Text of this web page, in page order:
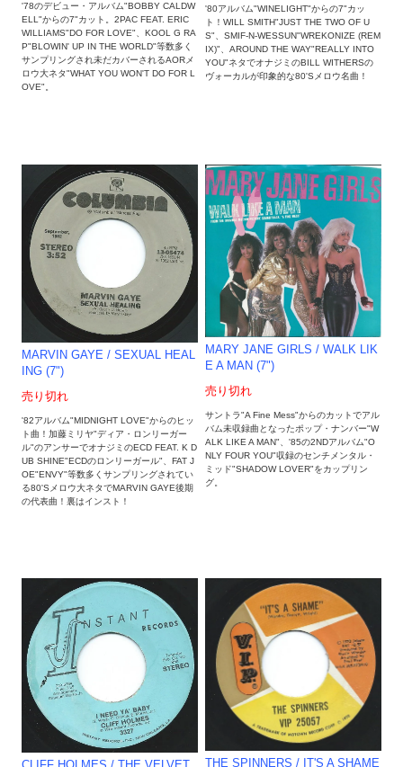
'78のデビュー・アルバム"BOBBY CALDW
ELL"からの7"カット。2PAC FEAT. ERIC
WILLIAMS"DO FOR LOVE"、KOOL G RA
P"BLOWIN' UP IN THE WORLD"等数多く
サンプリングされ未だカバーされるAORメ
ロウ大ネタ"WHAT YOU WON'T DO FOR L
OVE"。
'80アルバム"WINELIGHT"からの7"カッ
ト！WILL SMITH"JUST THE TWO OF U
S"、SMIF-N-WESSUN"WREKONIZE (REM
IX)"、AROUND THE WAY"REALLY INTO
YOU"ネタでオナジミのBILL WITHERSの
ヴォーカルが印象的な80'Sメロウ名曲！
MARVIN GAYE / SEXUAL HEAL
ING (7")
売り切れ
'82アルバム"MIDNIGHT LOVE"からのヒッ
ト曲！加藤ミリヤ"ディア・ロンリーガー
ル"のアンサーでオナジミのECD FEAT. K D
UB SHINE"ECDのロンリーガール"、FAT J
OE"ENVY"等数多くサンプリングされてい
る80'Sメロウ大ネタでMARVIN GAYE後期
の代表曲！裏はインスト！
MARY JANE GIRLS / WALK LIK
E A MAN (7")
売り切れ
サントラ"A Fine Mess"からのカットでアル
バム未収録曲となったポップ・ナンバー"W
ALK LIKE A MAN"、'85の2NDアルバム"O
NLY FOUR YOU"収録のセンチメンタル・
ミッド"SHADOW LOVER"をカップリン
グ。
THE SPINNERS / IT'S A SHAME